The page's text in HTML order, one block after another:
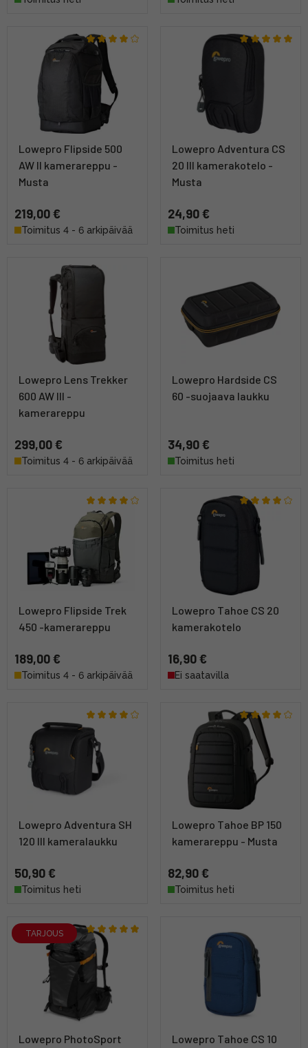
Lowepro Flipside 500
AW II kamerareppu -
Musta
219,00 €
Toimitus 4 - 6 arkipäivää
Lowepro Adventura CS
20 III kamerakotelo -
Musta
24,90 €
Toimitus heti
Lowepro Lens Trekker
600 AW III -
kamerareppu
299,00 €
Toimitus 4 - 6 arkipäivää
Lowepro Hardside CS
60 -suojaava laukku
34,90 €
Toimitus heti
Lowepro Flipside Trek
450 -kamerareppu
189,00 €
Toimitus 4 - 6 arkipäivää
Lowepro Tahoe CS 20
kamerakotelo
16,90 €
Ei saatavilla
Lowepro Adventura SH
120 III kameralaukku
50,90 €
Toimitus heti
Lowepro Tahoe BP 150
kamerareppu - Musta
82,90 €
Toimitus heti
TARJOUS
Lowepro PhotoSport
Lowepro Tahoe CS 10